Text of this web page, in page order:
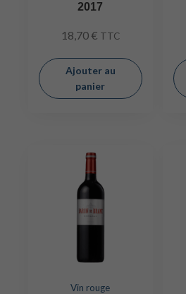
2017
18,70 € TTC
Ajouter au
panier
Vin rouge